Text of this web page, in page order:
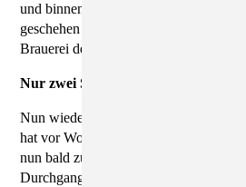
und binnen weniger Wochen alles
geschehen kurz vor Weihnachten in der
Brauerei des Missionshofes Lieske bei
Nur zwei Spezial-Abfüllungen pro
Nun wiederholt sich das Ganze. Denn
hat vor Wochen einen zweiten Sud
nun bald zur Abfüllung fällig. "Ich
Durchgang", sagt der 44-Jährige. Nur